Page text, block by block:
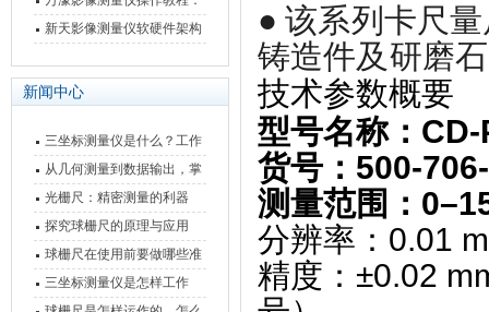
从开机到出报告，新手也能
新天影像测量仪软硬件架构
新闻中心
三坐标测量仪是什么？工作
原理、分类与核心功能一次
讲清
从几何测量到数据输出，掌
握万濠影像测量仪的六大核
心能力
光栅尺：精密测量的利器
探究球栅尺的原理与应用
球栅尺在使用前要做哪些准
备工作？
三坐标测量仪是怎样工作
● 该系列卡尺
铸造件及研磨
技术参数概要
型号名称：CD-
货号 ：500-
测量范围 ‌：‌
分辨率 ‌：‌ 0.01
精度 ‌：‌ ±0.02